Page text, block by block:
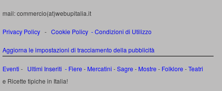
mail: commercio(at)webupitalia.it
Privacy Policy - Cookie Policy -Condizioni di Utilizzo
Aggiorna le impostazioni di tracciamento della pubblicità
Eventi - Ultimi Inseriti - Fiere - Mercatini -Sagre - Mostre - Folklore -Teatri
e Ricette tipiche in Italia!